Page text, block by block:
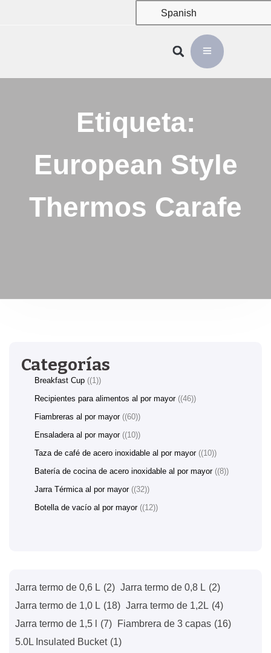
Spanish
Etiqueta:
European Style
Thermos Carafe
Categorías
Breakfast Cup (1)
Recipientes para alimentos al por mayor (46)
Fiambreras al por mayor (60)
Ensaladera al por mayor (10)
Taza de café de acero inoxidable al por mayor (10)
Batería de cocina de acero inoxidable al por mayor (8)
Jarra Térmica al por mayor (32)
Botella de vacío al por mayor (12)
Jarra termo de 0,6 L (2) Jarra termo de 0,8 L (2)
Jarra termo de 1,0 L (18) Jarra termo de 1,2L (4)
Jarra termo de 1,5 l
(7) Fiambrera de 3 capas (16)
5.0L Insulated Bucket (1)